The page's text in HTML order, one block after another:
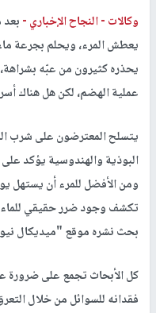
وكالات -النجاح الإخباري -
يعطش المرء، ويحلم بجرعة
يحذره كثيرون من عبّه
عملية الهضم، لكن هل هناك
يتسلح المعترضون على شرب
البوذية والهندوسية يؤكد
ومن الأفضل للمرء أن يستهل
تكشف وجود ضرر حقيقي للماء
بحث نشره موقع "ميديكال
كل الأبحاث تجمع على
فقدانه للسوائل من خلال